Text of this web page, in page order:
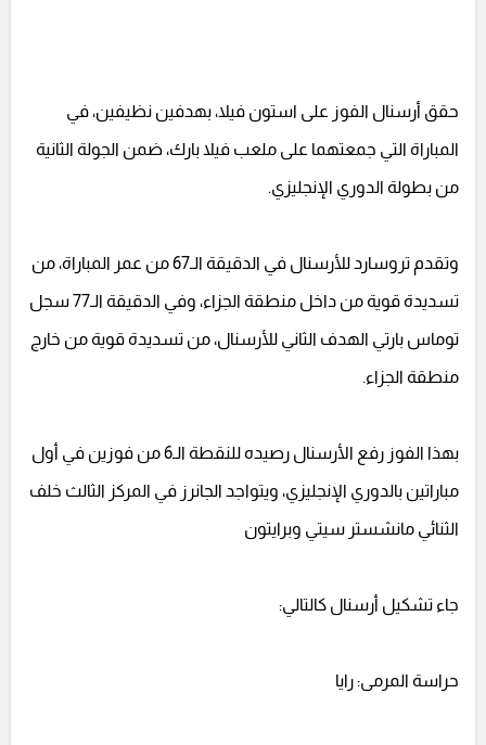
حقق أرسنال الفوز على استون فيلا، بهدفين نظيفين، في
المباراة التي جمعتهما على ملعب فيلا بارك، ضمن الجولة الثانية
من بطولة الدوري الإنجليزي.
وتقدم تروسارد للأرسنال في الدقيقة الـ67 من عمر المباراة، من
تسديدة قوية من داخل منطقة الجزاء، وفي الدقيقة الـ77 سجل
توماس بارتي الهدف الثاني للأرسنال، من تسديدة قوية من خارج
منطقة الجزاء.
بهذا الفوز رفع الأرسنال رصيده للنقطة الـ6 من فوزين في أول
مباراتين بالدوري الإنجليزي، ويتواجد الجانرز في المركز الثالث خلف
الثنائي مانشستر سيتي وبرايتون
جاء تشكيل أرسنال كالتالي:
حراسة المرمى: رايا